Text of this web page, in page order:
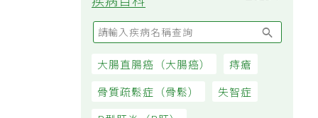
疾病百科
大腸直腸癌（大腸癌）
痔瘡
骨質疏鬆症（骨鬆）
失智症